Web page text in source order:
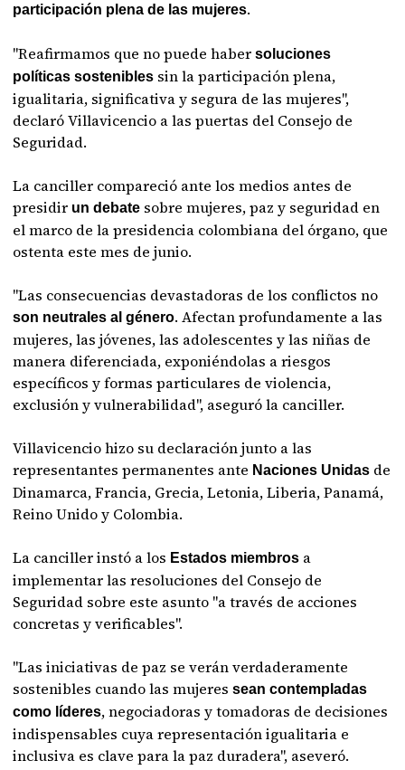
participación plena de las mujeres.
"Reafirmamos que no puede habersoluciones
políticas sostenibles sin la participación plena,
igualitaria, significativa y segura de las mujeres",
declaró Villavicencio a las puertas del Consejo de
Seguridad.
La canciller compareció ante los medios antes de
presidir un debate sobre mujeres, paz y seguridad en
el marco de la presidencia colombiana del órgano, que
ostenta este mes de junio.
"Las consecuencias devastadoras de los conflictos no
son neutrales al género. Afectan profundamente a las
mujeres, las jóvenes, las adolescentes y las niñas de
manera diferenciada, exponiéndolas a riesgos
específicos y formas particulares de violencia,
exclusión y vulnerabilidad", aseguró la canciller.
Villavicencio hizo su declaración junto a las
representantes permanentes ante Naciones Unidas de
Dinamarca, Francia, Grecia, Letonia, Liberia, Panamá,
Reino Unido y Colombia.
La canciller instó a los Estados miembros a
implementar las resoluciones del Consejo de
Seguridad sobre este asunto "a través de acciones
concretas y verificables".
"Las iniciativas de paz se verán verdaderamente
sostenibles cuando las mujeressean contempladas
como líderes, negociadoras y tomadoras de decisiones
indispensables cuya representación igualitaria e
inclusiva es clave para la paz duradera", aseveró.